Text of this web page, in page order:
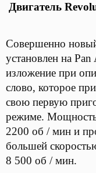
Двигатель
Совершенно
установлен на
изложение при
слово, которое
свою первую
режиме. Мощность
2200 об / мин и
большей
8 500 об / мин.